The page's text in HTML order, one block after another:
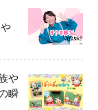
や
瞬